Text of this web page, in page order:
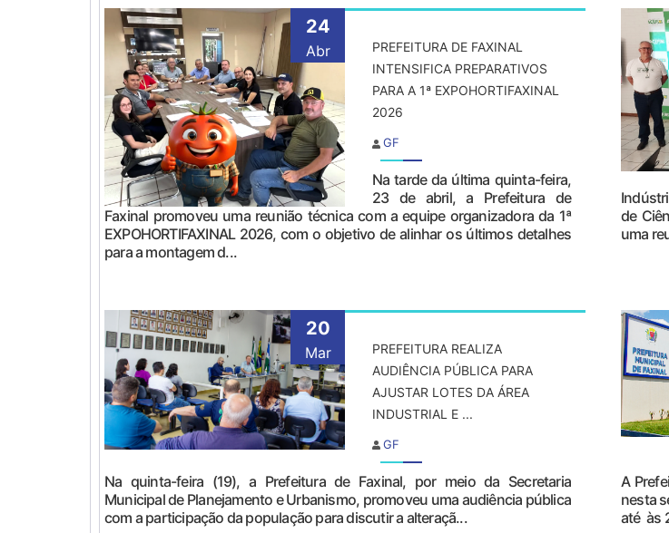
24
Abr
PREFEITURA DE FAXINAL
INTENSIFICA PREPARATIVOS
PARA A 1ª EXPOHORTIFAXINAL
2026
GF
Na tarde da última quinta-feira,
23 de abril, a Prefeitura de
Faxinal promoveu uma reunião técnica com a equipe organizadora da 1ª
EXPOHORTIFAXINAL 2026, com o objetivo de alinhar os últimos detalhes
para a montagem d...
de
uma
20
Mar
PREFEITURA REALIZA
AUDIÊNCIA PÚBLICA PARA
AJUSTAR LOTES DA ÁREA
INDUSTRIAL E ...
GF
Na quinta-feira (19), a Prefeitura de Faxinal, por meio da Secretaria
Municipal de Planejamento e Urbanismo, promoveu uma audiência pública
com a participação da população para discutir a alteraçã...
A
nesta
até às